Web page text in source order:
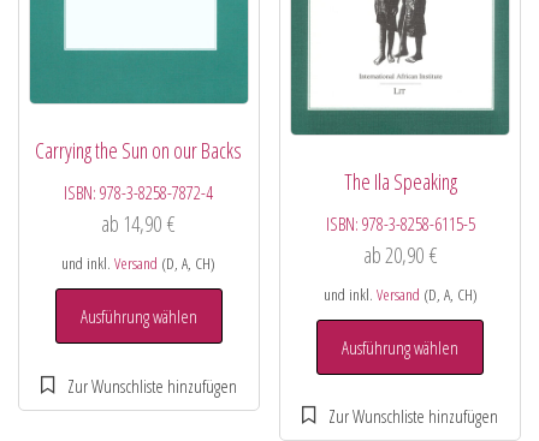
Carrying the Sun on our Backs
ISBN:978-3-8258-7872-4
ab 14,90€
und inkl.Versand (D, A, CH)
Ausführung wählen
The Ila Speaking
ISBN: 978-3-8258-6115-5
ab20,90 €
und inkl. Versand (D, A, CH)
Ausführung wählen